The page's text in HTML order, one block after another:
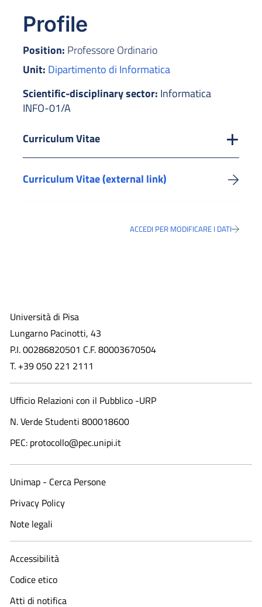
Profile
Position: Professore Ordinario
Unit: Dipartimento di Informatica
Scientific-disciplinary sector: Informatica
INFO-01/A
Curriculum Vitae
Curriculum Vitae (external link)
ACCEDI PER MODIFICARE I DATI
Università di Pisa
Lungarno Pacinotti, 43
P.I. 00286820501 C.F. 80003670504
T. +39 050 221 2111
Ufficio Relazioni con il Pubblico -URP
N. Verde Studenti 800018600​
PEC: protocollo@pec.unipi.it
Unimap - Cerca Persone
Privacy Policy
Note legali
Accessibilità
Codice etico
Atti di notifica